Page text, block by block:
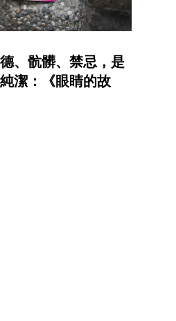
、骯髒、禁忌，是
潔：《眼睛的故